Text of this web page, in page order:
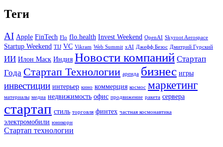
Теги
AI Apple FinTech Flo flo.health Invest Weekend OpenAI Skyroot Aerospace
Startup Weekend TIJ VC Vikram Web Summit xAI Джефф Безос Дмитрий Гурский
ИИ Илон Маск Индия Новости компаний Стартап
Года Стартап Технологии аренда бизнес игры
инвестиции интерьер кино коммерция космос маркетинг
материалы медиа недвижимость офис продвижение ракета сервера
стартап стиль торговля финтех частная космонавтика
электромобили юникорн
Стартап технологии